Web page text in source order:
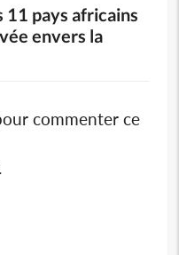
11 pays africains
envers la
commenter ce